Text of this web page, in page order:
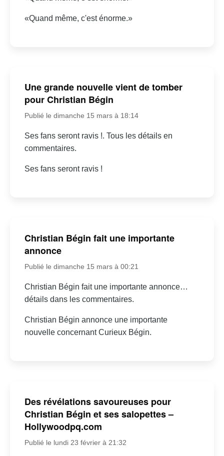
«Quand même, c'est énorme.»
Une grande nouvelle vient de tomber
pour Christian Bégin
Publié le dimanche 15 mars à 18:14
Ses fans seront ravis !. Tous les détails en
commentaires.
Ses fans seront ravis !
Christian Bégin fait une importante
annonce
Publié le dimanche 15 mars à 00:21
Christian Bégin fait une importante annonce…
détails dans les commentaires.
Christian Bégin annonce une importante
nouvelle concernant Curieux Bégin.
Des révélations savoureuses pour
Christian Bégin et ses salopettes –
Hollywoodpq.com
Publié le lundi 23 février à 21:32